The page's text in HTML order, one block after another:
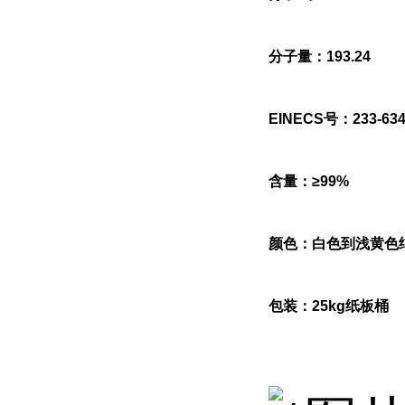
分子量：193.24
EINECS号：233-
含量：≥99%
颜色：白色到浅黄色
包装：25kg纸板桶